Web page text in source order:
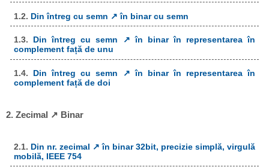
1.2. Din întreg cu semn ↗ în binar cu semn
1.3. Din întreg cu semn ↗ în binar în representarea în
complement față de unu
1.4. Din întreg cu semn ↗ în binar în representarea în
complement față de doi
2. Zecimal ↗ Binar
2.1. Din nr. zecimal ↗ în binar 32bit, precizie simplă, virgulă
mobilă, IEEE 754